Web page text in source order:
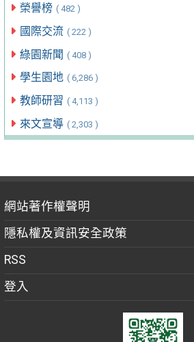
榮譽榜 ( 482 )
國際交流 ( 222 )
綠園新聞 ( 408 )
學生園地 ( 6,286 )
教師研習 ( 4,113 )
來文宣導 ( 2,303 )
網站著作權聲明
隱私權及資訊安全政策
RSS
登入